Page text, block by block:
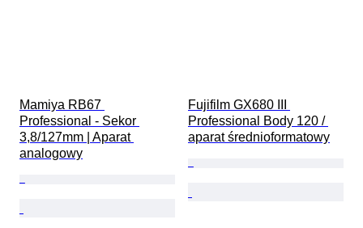
Mamiya RB67
Professional - Sekor
3,8/127mm | Aparat
analogowy
Fujifilm GX680 III
Professional Body 120 /
aparat średnioformatowy